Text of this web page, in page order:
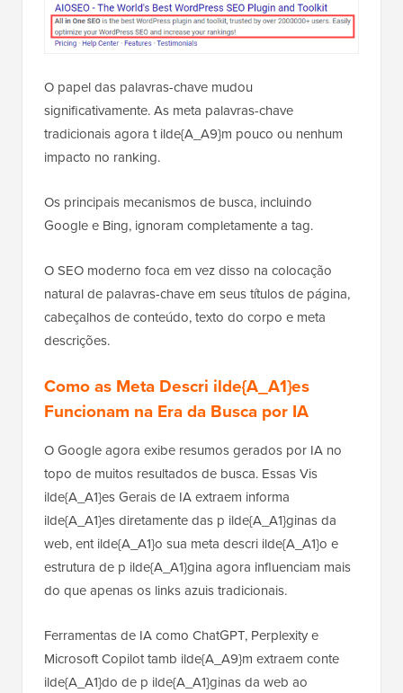
O papel das palavras-chave mudou
significativamente. As meta palavras-chave
tradicionais agora t ilde{A_A9}m pouco ou nenhum
impacto no ranking.
Os principais mecanismos de busca, incluindo
Google e Bing, ignoram completamente a tag.
O SEO moderno foca em vez disso na colocação
natural de palavras-chave em seus títulos de página,
cabeçalhos de conteúdo, texto do corpo e meta
descrições.
Como as Meta Descri ilde{A_A1}es
Funcionam na Era da Busca por IA
O Google agora exibe resumos gerados por IA no
topo de muitos resultados de busca. Essas Vis
ilde{A_A1}es Gerais de IA extraem informa
ilde{A_A1}es diretamente das p ilde{A_A1}ginas da
web, ent ilde{A_A1}o sua meta descri ilde{A_A1}o e
estrutura de p ilde{A_A1}gina agora influenciam mais
do que apenas os links azuis tradicionais.
Ferramentas de IA como ChatGPT, Perplexity e
Microsoft Copilot tamb ilde{A_A9}m extraem conte
ilde{A_A1}do de p ilde{A_A1}ginas da web ao